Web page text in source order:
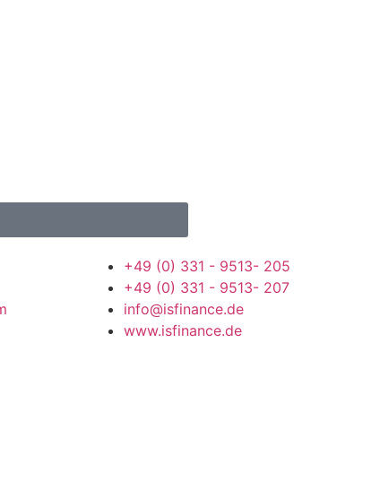
+49 (0) 331 - 9513- 205
+49 (0) 331 - 9513- 207
info@isfinance.de
www.isfinance.de